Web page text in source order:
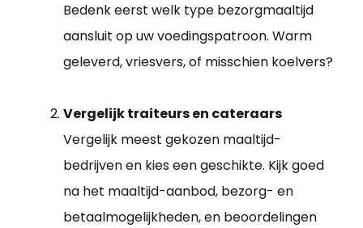
Bedenk eerst welk type bezorgmaaltijd
aansluit op uw voedingspatroon. Warm
geleverd, vriesvers, of misschien koelvers?
Vergelijk traiteurs en cateraars
Vergelijk meest gekozen maaltijd-
bedrijven en kies een geschikte. Kijk goed
na het maaltijd-aanbod, bezorg- en
betaalmogelijkheden, en beoordelingen